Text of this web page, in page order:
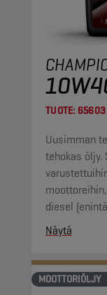
TUOTE: 65603
Uusimman
tehokas öljy.
diesel
Näytä
MOOTTORIÖLJY